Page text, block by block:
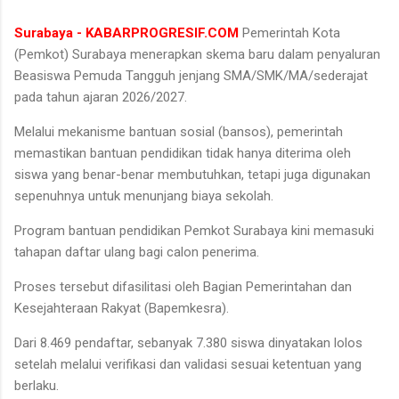
Surabaya - KABARPROGRESIF.COM Pemerintah Kota
(Pemkot) Surabaya menerapkan skema baru dalam penyaluran
Beasiswa Pemuda Tangguh jenjang SMA/SMK/MA/sederajat
pada tahun ajaran 2026/2027.
Melalui mekanisme bantuan sosial (bansos), pemerintah
memastikan bantuan pendidikan tidak hanya diterima oleh
siswa yang benar-benar membutuhkan, tetapi juga digunakan
sepenuhnya untuk menunjang biaya sekolah.
Program bantuan pendidikan Pemkot Surabaya kini memasuki
tahapan daftar ulang bagi calon penerima.
Proses tersebut difasilitasi oleh Bagian Pemerintahan dan
Kesejahteraan Rakyat (Bapemkesra).
Dari 8.469 pendaftar, sebanyak 7.380 siswa dinyatakan lolos
setelah melalui verifikasi dan validasi sesuai ketentuan yang
berlaku.